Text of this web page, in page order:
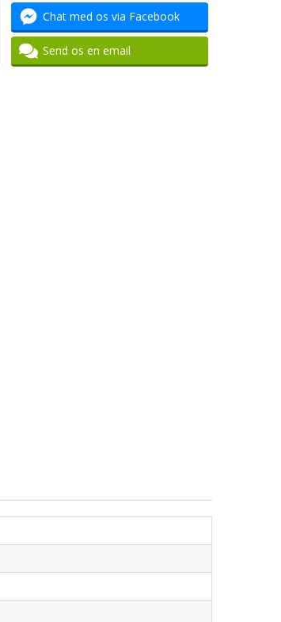
Chat med os via Facebook
Send os en email